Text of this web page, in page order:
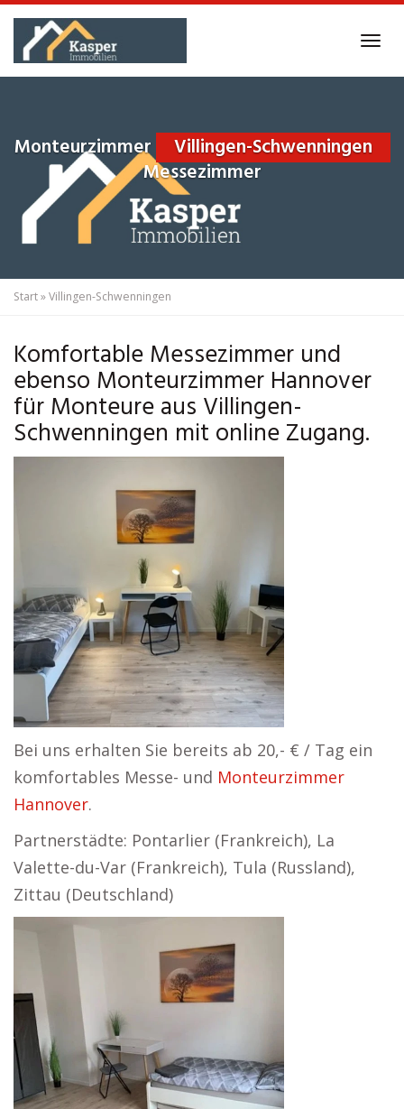
Skip
main
Monteurzimmer
Villingen-Schwenningen
Messezimmer
Start»Villingen-Schwenningen
Komfortable Messezimmer und
ebenso Monteurzimmer Hannover
für Monteure aus Villingen-
Schwenningen mit online Zugang.
Bei uns erhalten Sie bereits ab 20,- € / Tag ein
komfortables Messe- und Monteurzimmer
Hannover.
Partnerstädte: Pontarlier (Frankreich), La
Valette-du-Var (Frankreich), Tula (Russland),
Zittau (Deutschland)